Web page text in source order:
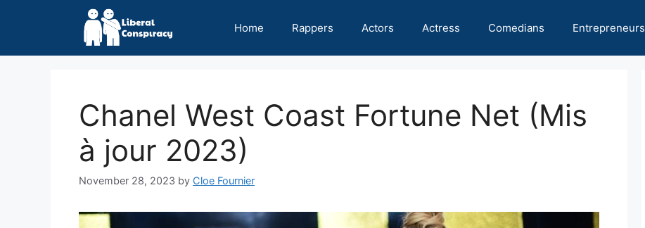
Home Rappers Actors Actress Comedians Entrepreneurs
Chanel West Coast Fortune Net (Mis
à jour 2023)
November 28, 2023 by Cloe Fournier